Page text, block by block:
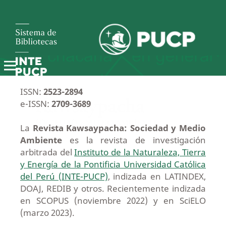
ISSN: 2523-2894
e-ISSN: 2709-3689
La Revista Kawsaypacha: Sociedad y Medio
Ambiente es la revista de investigación
arbitrada delInstituto de la Naturaleza, Tierra
y Energía de la Pontificia Universidad Católica
del Perú (INTE-PUCP), indizada en LATINDEX,
DOAJ, REDIB y otros. Recientemente indizada
en SCOPUS (noviembre 2022) y en SciELO
(marzo 2023).